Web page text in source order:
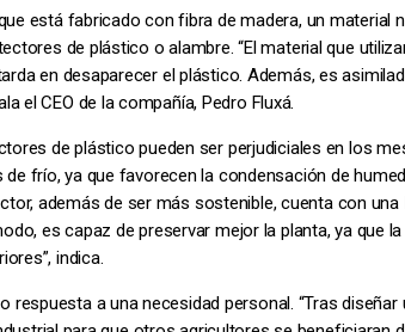
está fabricado con fibra de madera, un material
de plástico o alambre. “El material que
en desaparecer el plástico. Además, es
el CEO de la compañía, Pedro Fluxá.
de plástico pueden ser perjudiciales en los
frío, ya que favorecen la condensación de
además de ser más sostenible, cuenta con
es capaz de preservar mejor la planta, ya que
indica.
respuesta a una necesidad personal. “Tras